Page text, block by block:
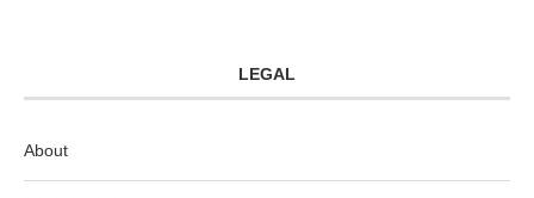
LEGAL
About